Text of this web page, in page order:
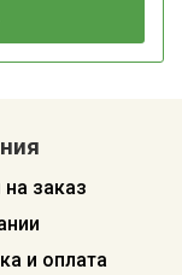
заказ
и оплата